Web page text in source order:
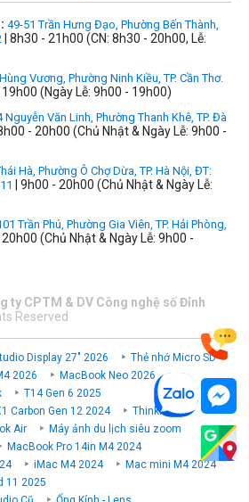
49-51 Trần Hưng Đạo, Phường Bến Thành,
| 8h30 - 21h00 (CN: 8h30 - 20h00, Lễ:
Vương, Phường Ninh Kiều, TP. Cần Thơ.
19h00 (Ngày Lễ: 9h00 - 19h00)
Nguyễn Văn Linh, Phường Thanh Khê, TP. Đà
- 20h00 (Chủ Nhật & Ngày Lễ: 9h00 -
Hà, Phường Ô Chợ Dừa, TP. Hà Nội, ĐT:
| 9h00 - 20h00 (Chủ Nhật & Ngày Lễ:
Trần Phú, Phường Gia Viên, TP. Hải Phòng,
20h00 (Chủ Nhật & Ngày Lễ: 9h00 -
ty CPTM & DV Công nghệ số Đỉnh
Reserved
Display 27" 2026
Thẻ nhớ Micro SD
2026
MacBook Neo 2026
T14 Gen 6 2025
Carbon Gen 12 2024
ThinkPad P
Air
Máy ảnh du lịch siêu zoom
MacBook Pro 14in M4 2024
iMac M4 2024
Mac mini M4 2024
11 2025